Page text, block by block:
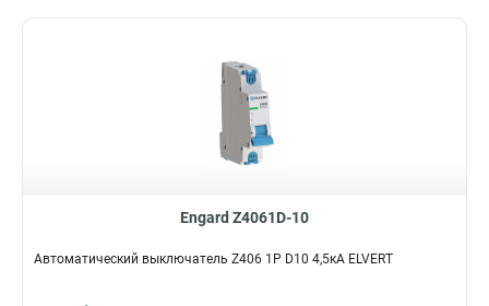
Engard Z4061D-10
Автоматический выключатель Z406 1Р D10 4,5кА ELVERT